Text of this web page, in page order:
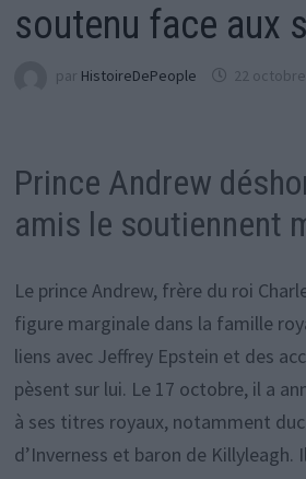
soutenu face aux
par HistoireDePeople 22
Prince Andrew
amis le soutiennent
Le prince Andrew, frère du roi
figure marginale dans la famille
liens avec Jeffrey Epstein et des
pèsent sur lui. Le 17 octobre, il a
à ses titres royaux, notamment
d’Inverness et baron de